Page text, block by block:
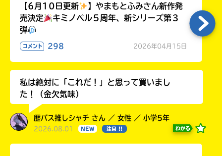
【6月10日更新
】やまもとふみさん新作発
売決定
キミノベル５周年、新シリーズ第３
弾
コメント 298 2026年04月15日
私は絶対に「これだ！」と思って買いまし
た！（金欠気味）
歴バス推しシャチ さん ／ 女性 ／ 小学5年
2026.08.01 NEW 注目 !! わかる